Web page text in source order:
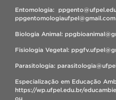
Entomologia:
ppgentomologiaufpel@gmail.com
Biologia Animal:
Fisiologia Vegetal:
Parasitologia:
Especialização em Educação
https://wp.ufpel.edu.br/
ou